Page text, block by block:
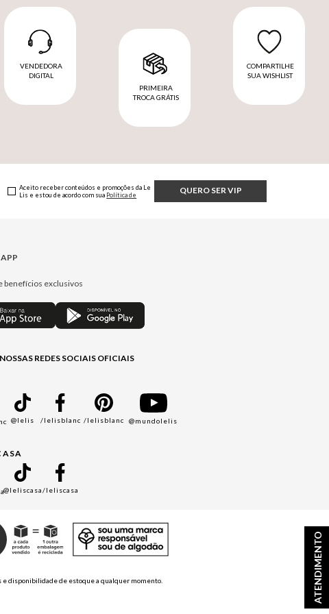
ATENDIMENTO
VENDEDORA
DIGITAL
PRIMEIRA
TROCA GRÁTIS
COMPARTILHE
SUA WISHLIST
QUERO SER VIP
Aceito receber conteúdos e promoções da Le
Lis e estou de acordo com sua Política de
benefícios exclusivos
REDES SOCIAIS OFICIAIS
@lelis /lelisblanc /lelisblanc @mundolelis
@leliscasa/leliscasa
e disponibilidade de estoque a qualquer momento.